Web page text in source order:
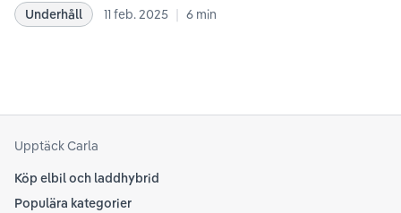
rekommendationer samt våra egna erfarenheter
Underhåll 11 feb. 2025 | 6 min
att
Upptäck Carla
Köp elbil och laddhybrid
Populära kategorier